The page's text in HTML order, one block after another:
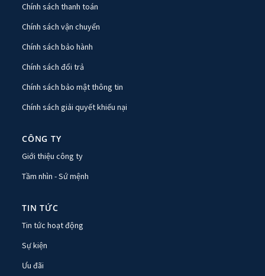
Chính sách thanh toán
Chính sách vận chuyển
Chính sách bảo hành
Chính sách đổi trả
Chính sách bảo mật thông tin
Chính sách giải quyết khiếu nại
CÔNG TY
Giới thiệu công ty
Tầm nhìn - Sứ mệnh
TIN TỨC
Tin tức hoạt động
Sự kiện
Ưu đãi